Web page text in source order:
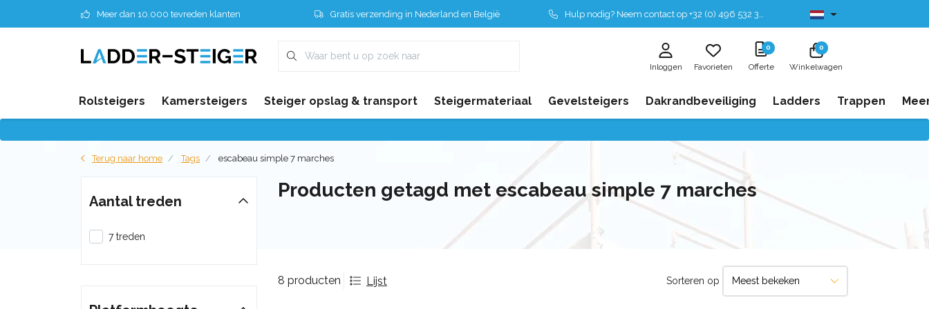
Meer dan 10.000 tevreden klanten Gratis verzending in Nederland en België Hulp nodig? Neem contact op +32 (0) 496 532 330 Leverbaar uit voorraad
Inloggen Favorieten
0
Offerte
0
Winkelwagen
Rolsteigers Kamersteigers Steiger opslag & transport Steigermateriaal Gevelsteigers Dakrandbeveiliging Ladders Trappen
Terug naar home Tags escabeau simple 7 marches
Producten getagd met escabeau simple 7 marches
8 producten Lijst Sorteren op
Aantal treden
7 treden